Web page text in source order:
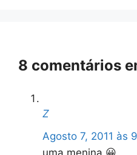
8 comentários
Z
Agosto 7, 2011 às
uma menina 😀